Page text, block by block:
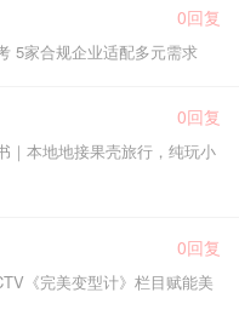
0回复
5家合规企业适配多元需求
0回复
｜本地地接果壳旅行，纯玩小
0回复
《完美变型计》栏目赋能美